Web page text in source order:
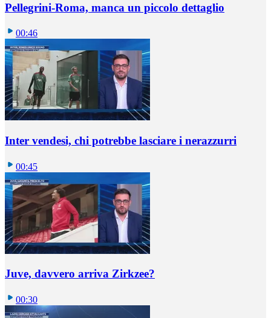
Pellegrini-Roma, manca un piccolo dettaglio
00:46
Inter vendesi, chi potrebbe lasciare i nerazzurri
00:45
Juve, davvero arriva Zirkzee?
00:30